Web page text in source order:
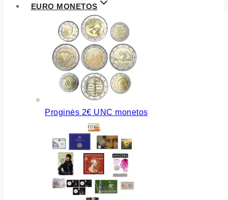
EURO MONETOS
Proginės 2€ UNC monetos